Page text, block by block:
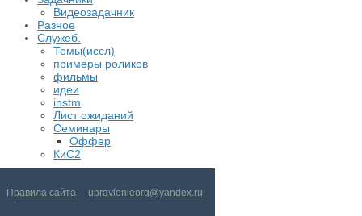
Видеозадачник
Разное
Служеб.
Темы(иссл)
примеры роликов
фильмы
идеи
instm
Лист ожиданий
Семинары
Оффер
КиС2
Правила сайта upravlenieorg@yandex.ru